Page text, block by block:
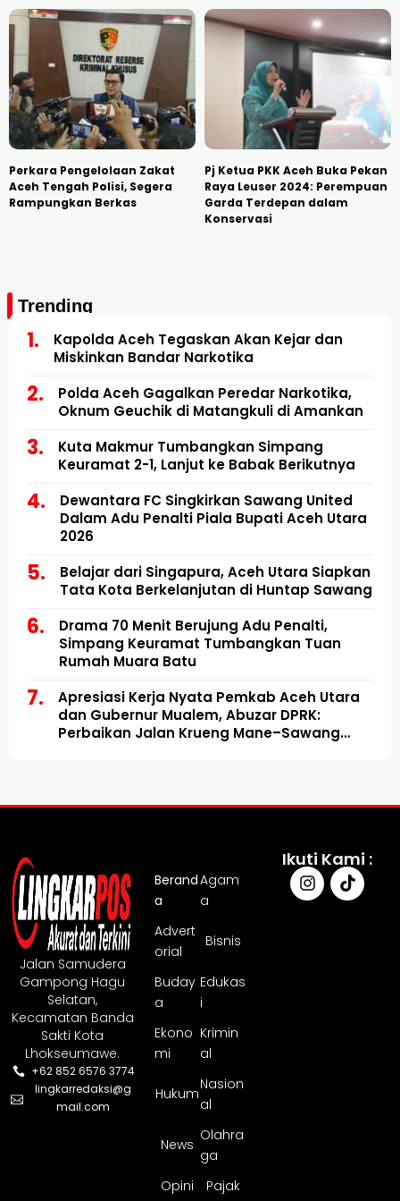
Perkara Pengelolaan Zakat
Aceh Tengah Polisi, Segera
Rampungkan Berkas
Pj Ketua PKK Aceh Buka Pekan
Raya Leuser 2024: Perempuan
Garda Terdepan dalam
Konservasi
Trending
Kapolda Aceh Tegaskan Akan Kejar dan
Miskinkan Bandar Narkotika
Polda Aceh Gagalkan Peredar Narkotika,
Oknum Geuchik di Matangkuli di Amankan
Kuta Makmur Tumbangkan Simpang
Keuramat 2-1, Lanjut ke Babak Berikutnya
Dewantara FC Singkirkan Sawang United
Dalam Adu Penalti Piala Bupati Aceh Utara
2026
Belajar dari Singapura, Aceh Utara Siapkan
Tata Kota Berkelanjutan di Huntap Sawang
Drama 70 Menit Berujung Adu Penalti,
Simpang Keuramat Tumbangkan Tuan
Rumah Muara Batu
Apresiasi Kerja Nyata Pemkab Aceh Utara
dan Gubernur Mualem, Abuzar DPRK:
Perbaikan Jalan Krueng Mane–Sawang
Jalan Samudera
Gampong Hagu
Selatan,
Kecamatan Banda
Sakti Kota
Lhokseumawe.
+62 852 6576 3774
lingkarredaksi@g
mail.com
Berand
a
Agam
a
Advert
orial
Bisnis
Buday
a
Edukas
i
Ekono
mi
Krimin
al
Hukum
Nasion
al
News
Olahra
ga
Opini
Pajak
Ikuti Kami :